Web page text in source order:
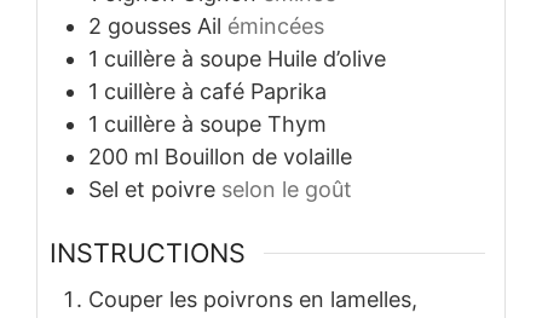
2 gousses Ail émincées
1 cuillère à soupe Huile d’olive
1 cuillère à café Paprika
1 cuillère à soupe Thym
200 ml Bouillon de volaille
Sel et poivre selon le goût
INSTRUCTIONS
Couper les poivrons en lamelles,